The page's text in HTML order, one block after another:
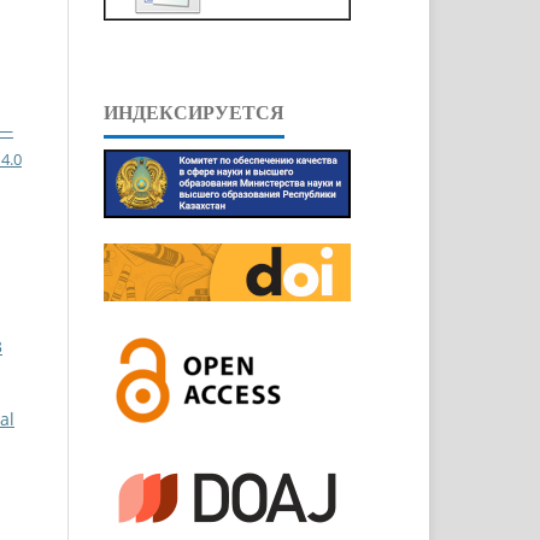
—
ИНДЕКСИРУЕТСЯ